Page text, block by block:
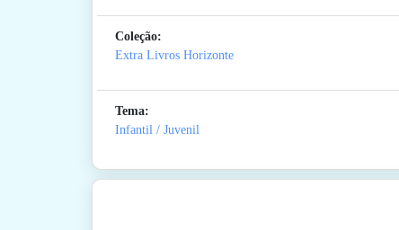
Coleção:
Extra Livros Horizonte
Tema:
Infantil / Juvenil